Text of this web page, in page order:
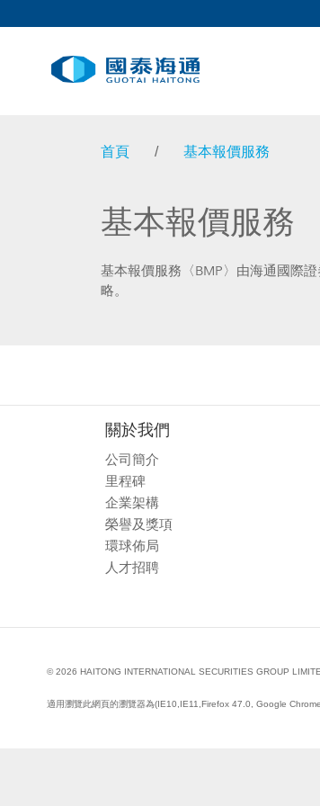
首頁 / 基本報價服務
基本報價服務
基本報價服務〈BMP〉由海通國際
略。
關於我們
公司簡介
里程碑
企業架構
榮譽及獎項
環球佈局
人才招聘
© 2026 HAITONG INTERNATIONAL SECURITIES GROUP
適用瀏覽此網頁的瀏覽器為(IE10,IE11,Firefox 47.0, Google